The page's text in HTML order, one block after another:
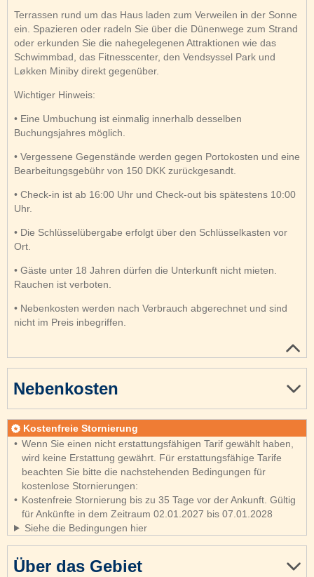
Terrassen rund um das Haus laden zum Verweilen in der Sonne
ein. Spazieren oder radeln Sie über die Dünenwege zum Strand
oder erkunden Sie die nahegelegenen Attraktionen wie das
Schwimmbad, das Fitnesscenter, den Vendsyssel Park und
Løkken Miniby direkt gegenüber.
Wichtiger Hinweis:
• Eine Umbuchung ist einmalig innerhalb desselben
Buchungsjahres möglich.
• Vergessene Gegenstände werden gegen Portokosten und eine
Bearbeitungsgebühr von 150 DKK zurückgesandt.
• Check-in ist ab 16:00 Uhr und Check-out bis spätestens 10:00
Uhr.
• Die Schlüsselübergabe erfolgt über den Schlüsselkasten vor
Ort.
• Gäste unter 18 Jahren dürfen die Unterkunft nicht mieten.
Rauchen ist verboten.
• Nebenkosten werden nach Verbrauch abgerechnet und sind
nicht im Preis inbegriffen.
Über das Gebiet
Nebenkosten
Kostenfreie Stornierung
Wenn Sie einen nicht erstattungsfähigen Tarif gewählt haben,
wird keine Erstattung gewährt. Für erstattungsfähige Tarife
beachten Sie bitte die nachstehenden Bedingungen für
kostenlose Stornierungen:
Kostenfreie Stornierung bis zu 35 Tage vor der Ankunft. Gültig
für Ankünfte in dem Zeitraum 02.01.2027 bis 07.01.2028
Siehe die Bedingungen hier